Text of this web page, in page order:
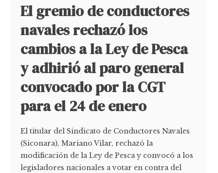
El gremio de conductores
navales rechazó los
cambios a la Ley de Pesca
y adhirió al paro general
convocado por la CGT
para el 24 de enero
El titular del Sindicato de Conductores Navales
(Siconara), Mariano Vilar, rechazó la
modificación de la Ley de Pesca y convocó a los
legisladores nacionales a votar en contra del